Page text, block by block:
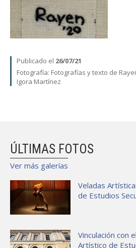
Publicado el 26/07/21
Fotografía: Fotografías y texto de
Igora Martínez
ÚLTIMAS FOTOS
Ver más galerías
Veladas
de Estudios
Vinculación con
Artístico de